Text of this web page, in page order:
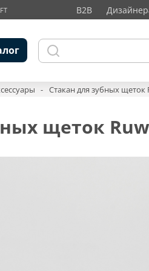
B2B
Стакан для зубных щеток
щеток